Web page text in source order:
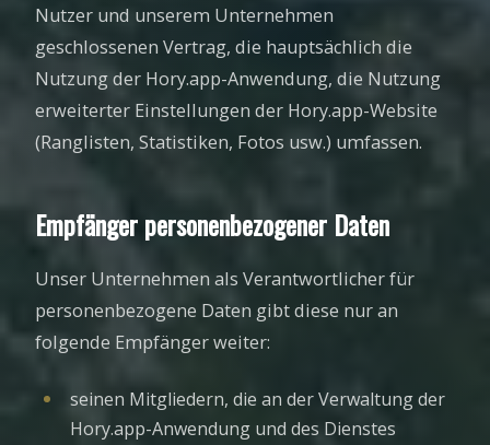
Nutzer und unserem Unternehmen
geschlossenen Vertrag, die hauptsächlich die
Nutzung der Hory.app-Anwendung, die Nutzung
erweiterter Einstellungen der Hory.app-Website
(Ranglisten, Statistiken, Fotos usw.) umfassen.
Empfänger personenbezogener Daten
Unser Unternehmen als Verantwortlicher für
personenbezogene Daten gibt diese nur an
folgende Empfänger weiter:
seinen Mitgliedern, die an der Verwaltung der
Hory.app-Anwendung und des Dienstes